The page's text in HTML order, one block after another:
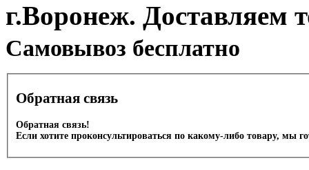
г.Воронеж. Доставляем
Cамовывоз бесплатно
Обратная связь
Обратная связь!
Если хотите проконсультироваться по какому-либо товару, мы